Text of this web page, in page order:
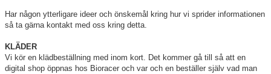
Har någon ytterligare ideer och önskemål kring hur vi sprider informationen
så ta gärna kontakt med oss kring detta.
KLÄDER
Vi kör en klädbeställning med inom kort. Det kommer gå till så att en
digital shop öppnas hos Bioracer och var och en beställer själv vad man